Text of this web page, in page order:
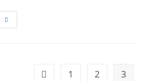
1 2 3